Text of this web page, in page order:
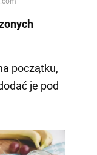
początku,
je pod